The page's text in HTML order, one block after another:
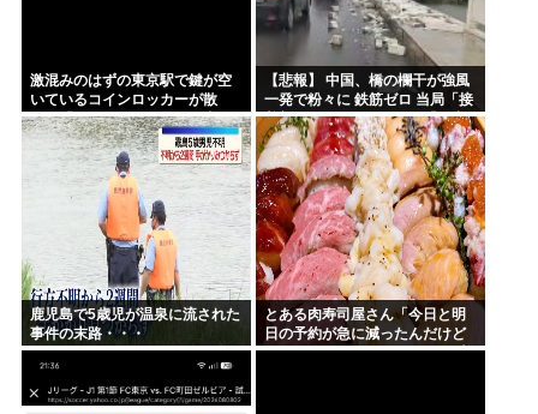
激混みのはずの東京駅で鍵が空
いているコインロッカーが散
見、「ラッキー」と思って中を
確認してみると……
【悲報】 中国、橋の欄干が強風
一発で粉々に 鉄筋ゼロ 当局「接
着剤でくっつけただけ」「正常
で、品質問題はない」
鹿児島で5歳児が温泉に流された
事件の末路・・・
とある肉寿司屋さん「今日と明
日の予約が急に減ったんだけど
なんで！？」 → 最悪の原因が判